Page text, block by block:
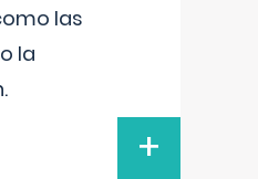
las
la
+